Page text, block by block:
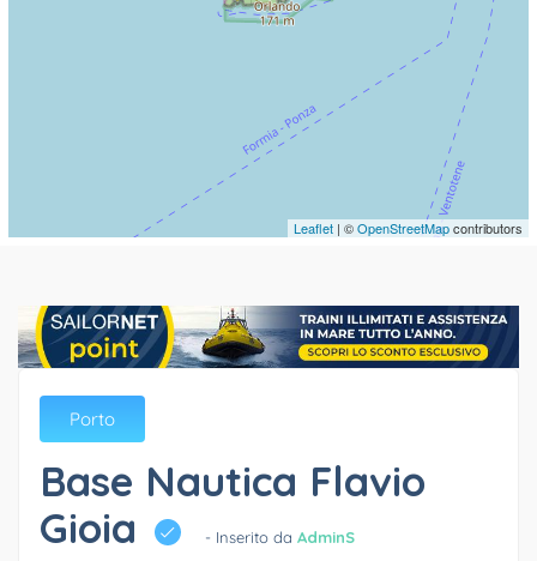
Leaflet | ©OpenStreetMapcontributors
Porto
Base Nautica Flavio
Gioia
- Inserito da AdminS